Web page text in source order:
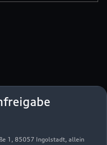
1, 85057 Ingolstadt, allein